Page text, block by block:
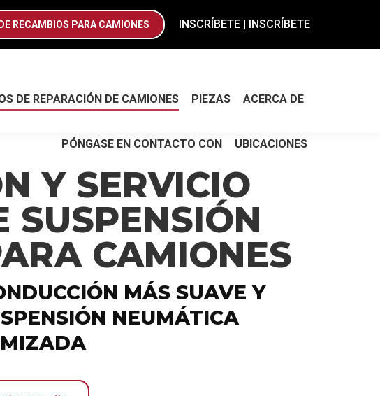
RECAMBIOS PARA CAMIONES INSCRÍBETE | INSCRÍBETE
DE REPARACIÓN DE CAMIONES PIEZAS ACERCA DE
PÓNGASE EN CONTACTO CON UBICACIONES
Y SERVICIO
SUSPENSIÓN
CAMIONES
MÁS SUAVE Y
NEUMÁTICA
DE REPARACIÓN DE CAMIONES PIEZAS ACERCA DE